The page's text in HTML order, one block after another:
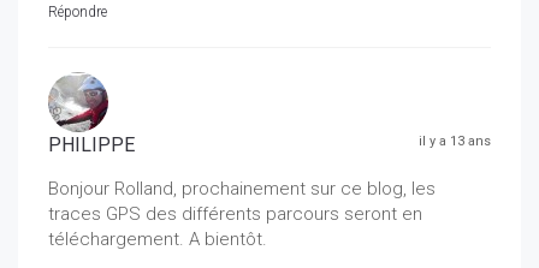
Répondre
PHILIPPE il y a 13 ans
Bonjour Rolland, prochainement sur ce blog, les
traces GPS des différents parcours seront en
téléchargement. A bientôt.